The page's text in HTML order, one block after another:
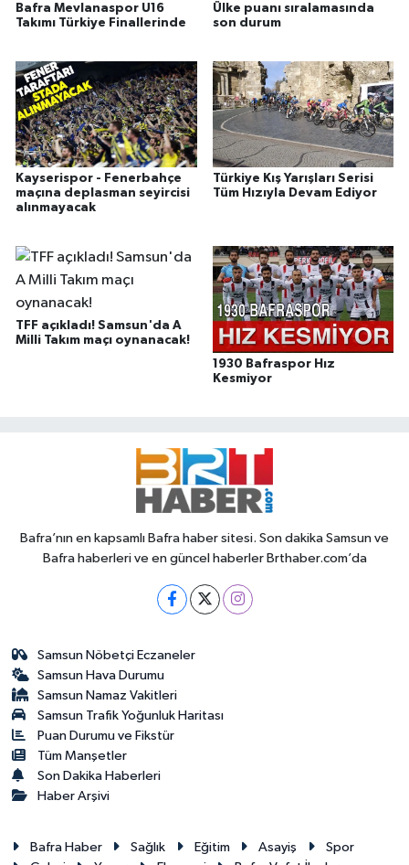
Bafra Mevlanaspor U16
Takımı Türkiye Finallerinde
Ülke puanı sıralamasında
son durum
Kayserispor - Fenerbahçe
maçına deplasman seyircisi
alınmayacak
Türkiye Kış Yarışları Serisi
Tüm Hızıyla Devam Ediyor
TFF açıkladı! Samsun'da A
Milli Takım maçı oynanacak!
1930 Bafraspor Hız
Kesmiyor
Bafra’nın en kapsamlı Bafra haber sitesi. Son dakika Samsun ve
Bafra haberleri ve en güncel haberler Brthaber.com’da
Samsun Nöbetçi Eczaneler
Samsun Hava Durumu
Samsun Namaz Vakitleri
Samsun Trafik Yoğunluk Haritası
Puan Durumu ve Fikstür
Tüm Manşetler
Son Dakika Haberleri
Haber Arşivi
Bafra Haber Sağlık Eğitim Asayiş
Spor